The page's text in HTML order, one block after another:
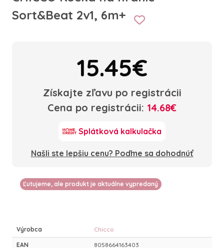
Sort&Beat 2v1, 6m+
15.45€
Získajte zľavu po registrácii
Cena po registrácii: 14.68€
Splátková kalkulačka
Našli ste lepšiu cenu? Poďme sa dohodnúť
Ľutujeme, ale produkt je aktuálne vypredaný
Výrobca Chicco
EAN 8058664163403